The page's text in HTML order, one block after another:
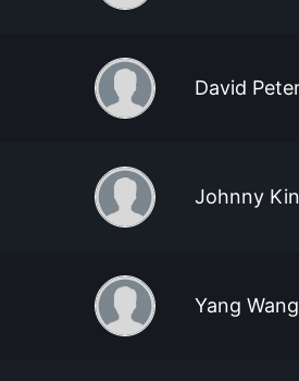
David
Johnny
Yang Wang